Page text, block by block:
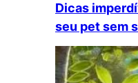
Dicas
seu pet sem